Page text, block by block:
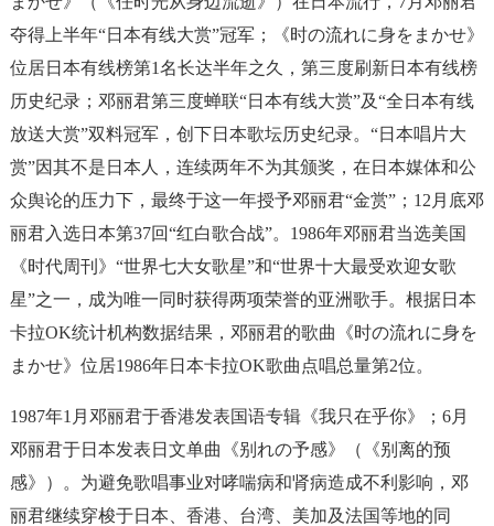
夺得上半年“日本有线大赏”冠军；《时の流れに身をまかせ》
位居日本有线榜第1名长达半年之久，第三度刷新日本有线榜
历史纪录；邓丽君第三度蝉联“日本有线大赏”及“全日本有线
放送大赏”双料冠军，创下日本歌坛历史纪录。“日本唱片大
赏”因其不是日本人，连续两年不为其颁奖，在日本媒体和公
众舆论的压力下，最终于这一年授予邓丽君“金赏”；12月底邓
丽君入选日本第37回“红白歌合战”。1986年邓丽君当选美国
《时代周刊》“世界七大女歌星”和“世界十大最受欢迎女歌
星”之一，成为唯一同时获得两项荣誉的亚洲歌手。根据日本
卡拉OK统计机构数据结果，邓丽君的歌曲《时の流れに身を
まかせ》位居1986年日本卡拉OK歌曲点唱总量第2位。
1987年1月邓丽君于香港发表国语专辑《我只在乎你》；6月
邓丽君于日本发表日文单曲《别れの予感》（《别离的预
感》）。为避免歌唱事业对哮喘病和肾病造成不利影响，邓
丽君继续穿梭于日本、香港、台湾、美加及法国等地的同